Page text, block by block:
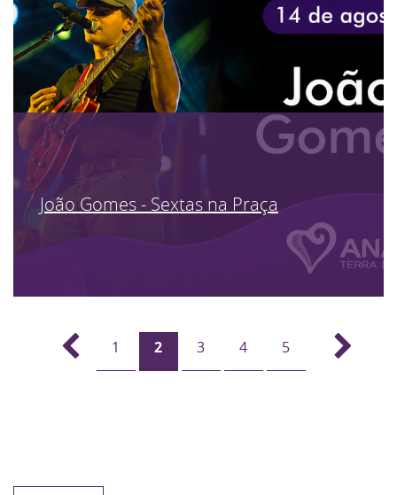
João Gomes - Sextas na Praça
1 2 3 4 5